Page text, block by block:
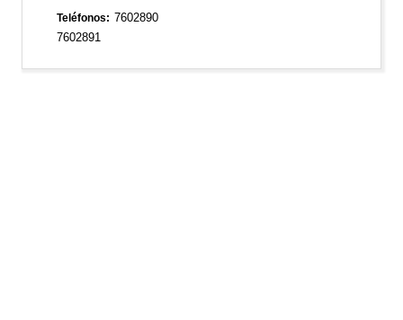
Teléfonos
7602890
7602891